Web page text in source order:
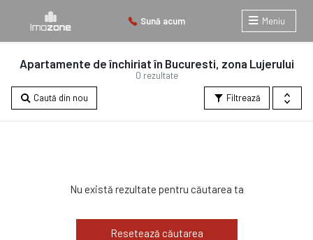
Sună acum Meniu
0 rezultate
Apartamente de închiriat în Bucuresti, zona Lujerului
Filtrează
Caută din nou
Nu există rezultate pentru căutarea ta
Resetează căutarea